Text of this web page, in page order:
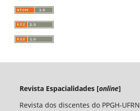
Revista Espacialidades [online]
Revista dos discentes do PPGH-UFRN